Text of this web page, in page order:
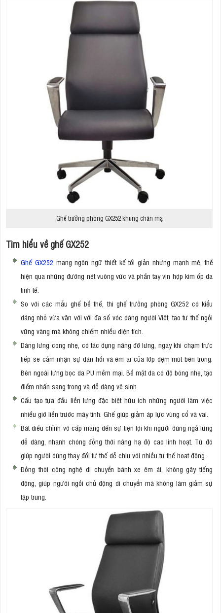
Ghế trưởng phòng GX252 khung chân mạ
Tìm hiểu về ghế GX252
Ghế GX252 mang ngôn ngữ thiết kế tối giản nhưng mạnh mẽ, thể
hiện qua những đường nét vuông vức và phần tay vịn hợp kim ốp da
tinh tế.
So với các mẫu ghế bề thế, thì ghế trưởng phòng GX252 có kiểu
dáng nhỏ vừa vặn với với đa số vóc dáng người Việt, tạo tư thế ngồi
vững vàng mà không chiếm nhiều diện tích.
Dáng lưng cong nhẹ, có tác dụng nâng đỡ lưng, ngay khi chạm trực
tiếp sẽ cảm nhận sự đàn hồi và êm ái của lớp đệm mút bên trong.
Bên ngoài lưng bọc da PU mềm mại. Bề mặt da có độ bóng nhẹ, tạo
điểm nhấn sang trọng và dễ dàng vệ sinh.
Cấu tạo tựa đầu liền lưng đặc biệt hữu ích những người làm việc
nhiều giờ liền trước máy tính. Ghế giúp giảm áp lực vùng cổ và vai.
Bát điều chỉnh vô cấp mang đến sự tiện lợi khi người dùng ngả lưng
dễ dàng, nhanh chóng đồng thời nâng hạ độ cao linh hoạt. Từ đó
giúp người dùng thay đổi tư thế dễ chịu với nhiều tư thế hoạt động.
Đồng thời công nghệ di chuyển bánh xe êm ái, không gây tiếng
động, giúp người ngồi chủ động di chuyển mà không làm giảm sự
tập trung.